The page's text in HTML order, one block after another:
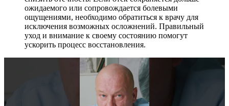
ожидаемого или сопровождается болевыми
ощущениями, необходимо обратиться к врачу для
исключения возможных осложнений. Правильный
уход и внимание к своему состоянию помогут
ускорить процесс восстановления.